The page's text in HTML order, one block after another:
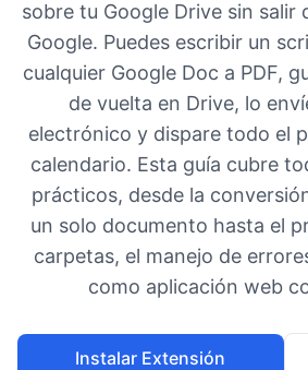
sobre tu Google Drive sin salir
Google. Puedes escribir un
cualquier Google Doc a PDF,
de vuelta en Drive, lo
electrónico y dispare todo el
calendario. Esta guía cubre
prácticos, desde la
un solo documento hasta el
carpetas, el manejo de
como aplicación web
Instalar Extensión